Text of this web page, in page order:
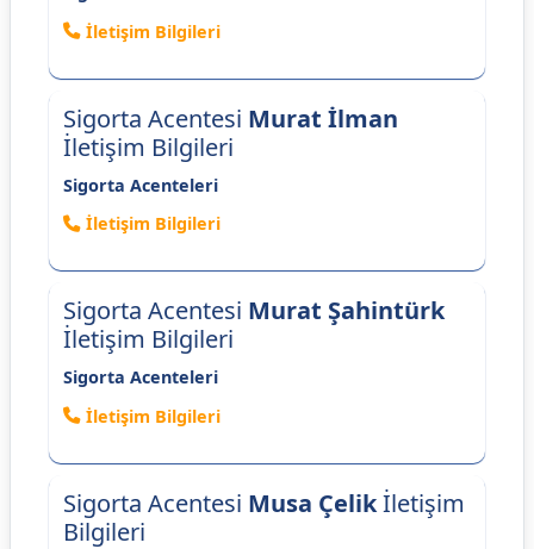
İletişim Bilgileri
Sigorta Acentesi Murat İlman
İletişim Bilgileri
Sigorta Acenteleri
İletişim Bilgileri
Sigorta Acentesi Murat Şahintürk
İletişim Bilgileri
Sigorta Acenteleri
İletişim Bilgileri
Sigorta Acentesi Musa Çelikİletişim
Bilgileri